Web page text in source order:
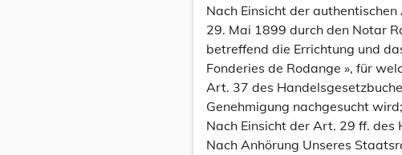
Nach Einsicht der
29. Mai 1899 durch den Notar
betreffend die Errichtung und
Fonderies de Rodange », für
Art. 37 des
Genehmigung nachgesucht wird;
Nach Einsicht der Art. 29 ff. des
Nach Anhörung Unseres